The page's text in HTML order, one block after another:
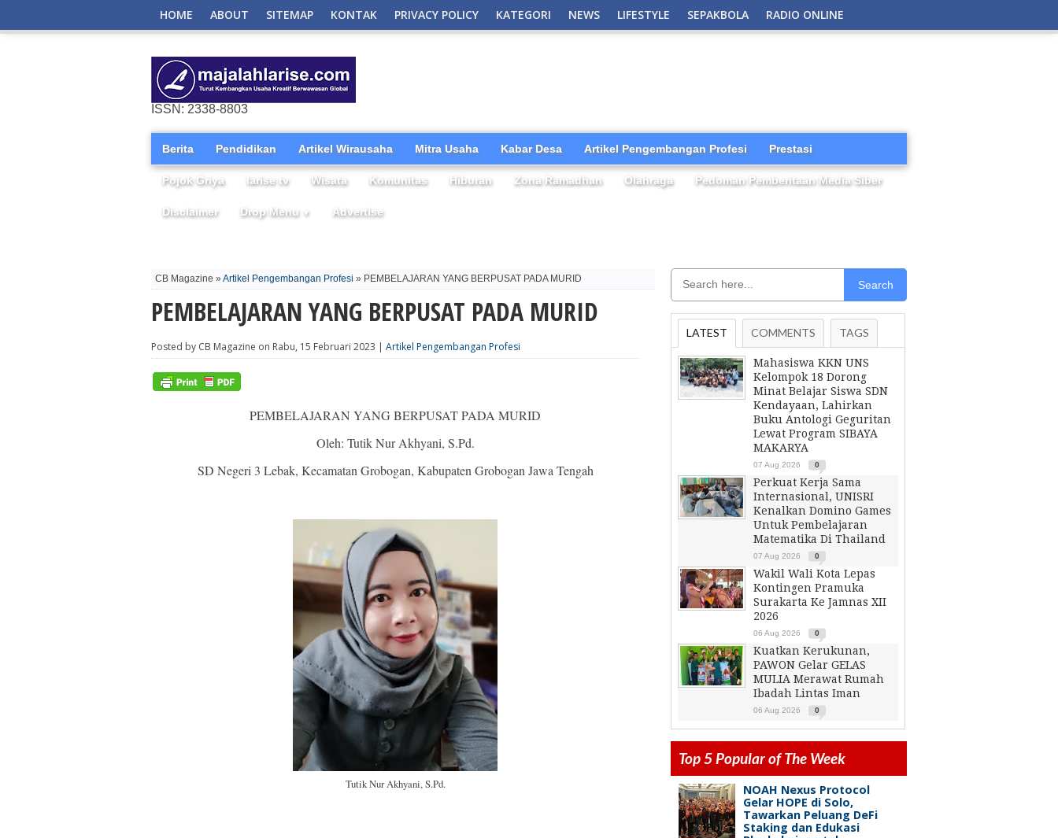
HOME ABOUT SITEMAP KONTAK PRIVACY POLICY KATEGORI NEWS LIFESTYLE SEPAKBOLA RADIO ONLINE
ISSN: 2338-8803
Berita Pendidikan Artikel Wirausaha Mitra Usaha Kabar Desa Artikel Pengembangan Profesi Prestasi
Pojok Griya larise tv Wisata Komunitas Hiburan Zona Ramadhan Olahraga Pedoman Pemberitaan Media Siber
Disclaimer Drop Menu ▼ Advertise
CB Magazine » Artikel Pengembangan Profesi » PEMBELAJARAN YANG BERPUSAT PADA MURID
PEMBELAJARAN YANG BERPUSAT PADA MURID
Posted by CB Magazine on Rabu, 15 Februari 2023 | Artikel Pengembangan Profesi
PEMBELAJARAN YANG BERPUSAT PADA MURID
Oleh: Tutik Nur Akhyani, S.Pd.
SD Negeri 3 Lebak, Kecamatan Grobogan, Kabupaten Grobogan Jawa Tengah
Tutik Nur Akhyani, S.Pd.
Search
LATEST COMMENTS TAGS
Mahasiswa KKN UNS
Kelompok 18 Dorong
Minat Belajar Siswa SDN
Kendayaan, Lahirkan
Buku Antologi Geguritan
Lewat Program SIBAYA
MAKARYA
07 Aug 2026 0
Perkuat Kerja Sama
Internasional, UNISRI
Kenalkan Domino Games
Untuk Pembelajaran
Matematika Di Thailand
07 Aug 2026 0
Wakil Wali Kota Lepas
Kontingen Pramuka
Surakarta Ke Jamnas XII
2026
06 Aug 2026 0
Kuatkan Kerukunan,
PAWON Gelar GELAS
MULIA Merawat Rumah
Ibadah Lintas Iman
06 Aug 2026 0
Top 5 Popular of The Week
NOAH Nexus Protocol
Gelar HOPE di Solo,
Tawarkan Peluang DeFi
Staking dan Edukasi